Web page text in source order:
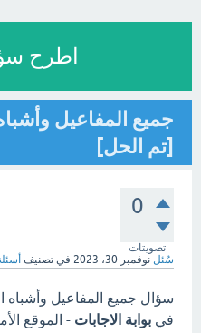
اطرح
جميع المفاعيل
[تم الحل]
0
تصويتات
سُئل نوفمبر 30، 2023 في تصنيف
سؤال جميع المفاعيل وأشباه
في بوابة الاجابات - الموقع